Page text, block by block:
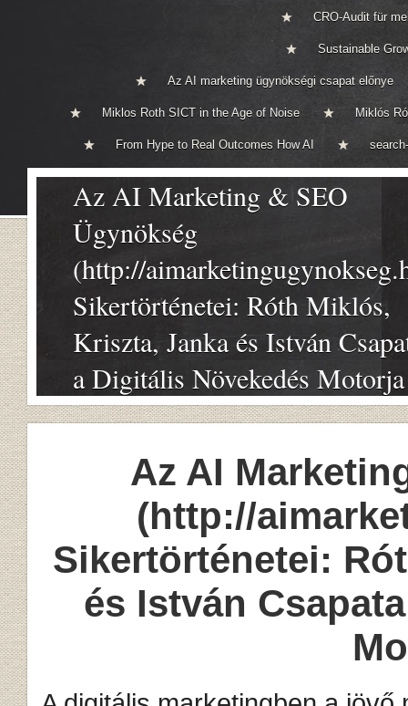
CRO-Audit für
Sustainable
Az AI marketing ügynökségi csapat előnye
Miklos Roth SICT in the Age of Noise Miklós
From Hype to Real Outcomes How AI
Az AI Marketing & SEO
Ügynökség
(http://
Sikertörténetei: Róth Miklós,
Kriszta, Janka és István
a Digitális Növekedés
Az AI
(http://
Sikertörténetei:
és István